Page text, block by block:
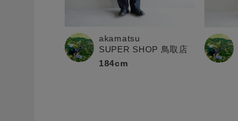
akamatsu
SUPER SHOP 鳥取店
184cm